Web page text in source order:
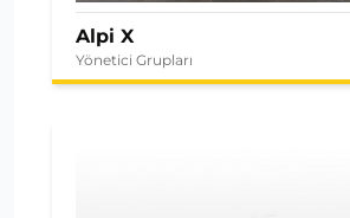
Alpi X
Yönetici Grupları